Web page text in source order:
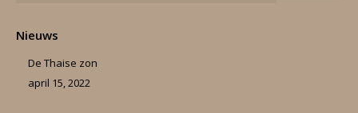
Nieuws
De Thaise zon
april 15, 2022